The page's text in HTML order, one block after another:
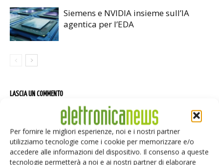
Per fornire le migliori esperienze, noi e i nostri partner
utilizziamo tecnologie come i cookie per memorizzare e/o
accedere alle informazioni del dispositivo. Il consenso a queste
tecnologie permetterà a noi e ai nostri partner di elaborare
Siemens e NVIDIA insieme sull’IA
agentica per l’EDA
LASCIA UN COMMENTO